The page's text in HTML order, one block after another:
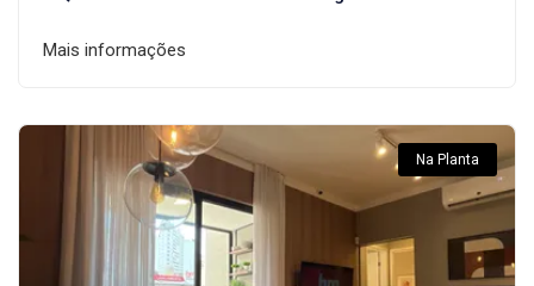
Mais informações
Na Planta